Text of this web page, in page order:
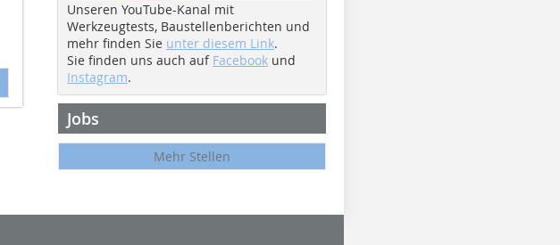
Unseren YouTube-Kanal mit
Werkzeugtests, Baustellenberichten und
mehr finden Sie unter diesem Link.
Sie finden uns auch auf Facebook und
Instagram.
Jobs
Mehr Stellen